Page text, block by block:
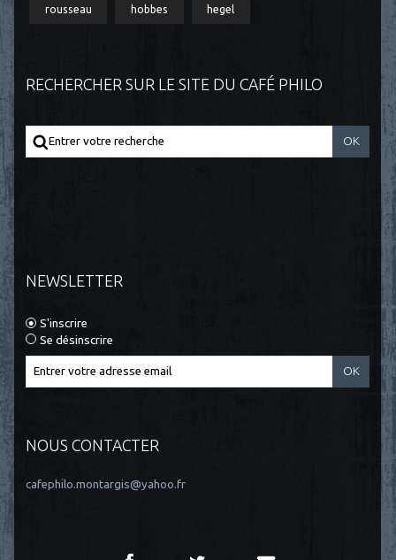
rousseau hobbes hegel
RECHERCHER SUR LE SITE DU CAFÉ PHILO
NEWSLETTER
S'inscrire
Se désinscrire
NOUS CONTACTER
cafephilo.montargis@yahoo.fr